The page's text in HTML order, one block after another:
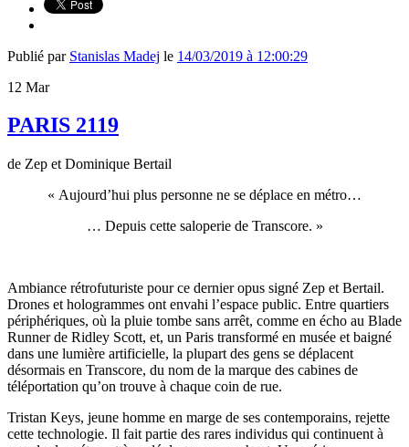
Publié par Stanislas Madej le 14/03/2019 à 12:00:29
12 Mar
PARIS 2119
de Zep et Dominique Bertail
« Aujourd’hui plus personne ne se déplace en métro…
… Depuis cette saloperie de Transcore. »
Ambiance rétrofuturiste pour ce dernier opus signé Zep et Bertail.
Drones et hologrammes ont envahi l’espace public. Entre quartiers
périphériques, où la pluie tombe sans arrêt, comme en écho au Blade
Runner de Ridley Scott, et, un Paris transformé en musée et baigné
dans une lumière artificielle, la plupart des gens se déplacent
désormais en Transcore, du nom de la marque des cabines de
téléportation qu’on trouve à chaque coin de rue.
Tristan Keys, jeune homme en marge de ses contemporains, rejette
cette technologie. Il fait partie des rares individus qui continuent à